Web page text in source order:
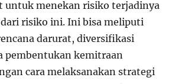
untuk menekan risiko terjadinya
risiko ini. Ini bisa meliputi
darurat, diversifikasi
pembentukan kemitraan
cara melaksanakan strategi